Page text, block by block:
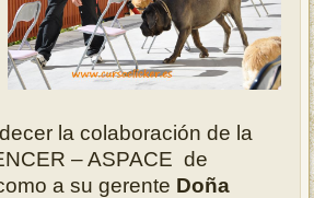
la colaboración de la
– ASPACE de
a su gerente Doña